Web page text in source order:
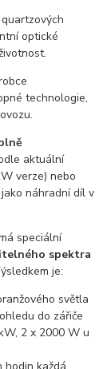
optické
technologie,
aktuální
verze) nebo
náhradní díl v
speciální
spektra
je:
světla
do zářiče
2 x 2000 W u